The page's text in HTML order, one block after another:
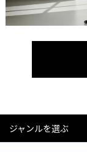
ジャンルを選ぶ